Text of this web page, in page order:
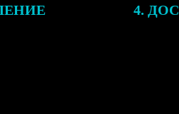
4.
заказа.
его в